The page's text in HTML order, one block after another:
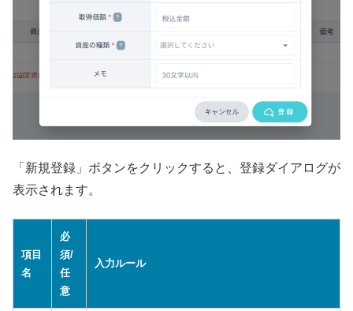
「新規登録」ボタンをクリックすると、登録ダイアログが
表示されます。
項目
名
必
須/
任
意
入力ルール